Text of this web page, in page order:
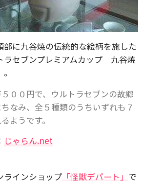
部に九谷焼の伝統的な絵柄を施した
ラセブンプレミアムカップ 九谷焼
００円で、ウルトラセブンの故郷
ちなみ、全５種類のうちいずれも７
ようです。
じゃらん.net
ラインショップ 「怪獣デパート」 で